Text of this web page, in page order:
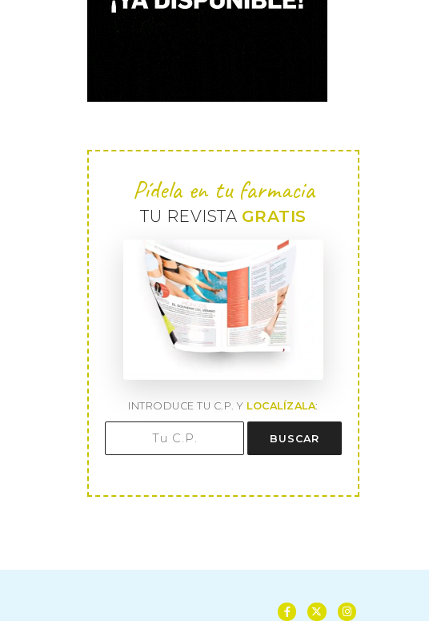
Pídela en tu farmacia
TU REVISTA GRATIS
INTRODUCE TU C.P. Y LOCALÍZALA:
BUSCAR